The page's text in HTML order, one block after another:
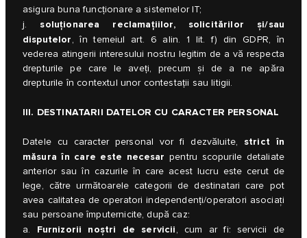
asigura buna funcționare a sistemelor IT;
j. soluționarea reclamațiilor, solicitărilor și/sau
disputelor, în temeiul art. 6 alin. 1 lit. f) din GDPR, în
vederea atingerii interesului nostru legitim de a vă respecta
drepturile pe care le aveți, precum și de a ne apăra
drepturile în contextul unor contestații sau litigii.
III. DESTINATARII DATELOR CU CARACTER PERSONAL
Datele cu caracter personal vor fi dezvăluite, strict în
măsura în care este necesar pentru scopurile detaliate
anterior sau în cazurile în care acest lucru este cerut de
lege, către următoarele categorii de destinatari care pot
avea calitatea de operatori independenți/operatori asociaţi
sau persoane împuternicite, după caz:
a. Furnizorii noștri de servicii, cum ar fi: servicii de